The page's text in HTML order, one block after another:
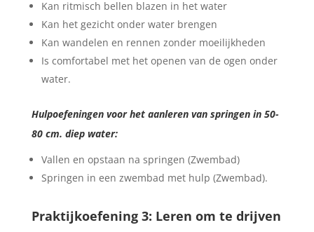
Kan ritmisch bellen blazen in het water
Kan het gezicht onder water brengen
Kan wandelen en rennen zonder moeilijkheden
Is comfortabel met het openen van de ogen onder
water.
Hulpoefeningen voor het aanleren van springen in 50-
80 cm. diep water:
Vallen en opstaan na springen (Zwembad)
Springen in een zwembad met hulp (Zwembad).
Praktijkoefening 3: Leren om te drijven